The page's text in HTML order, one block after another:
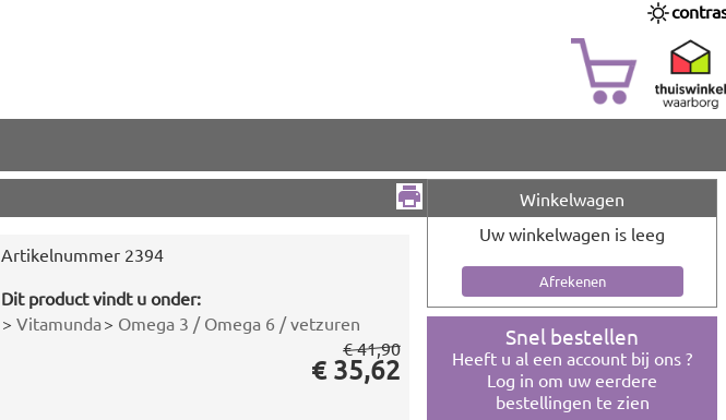
Artikelnummer 2394
Dit product vindt u onder:
> Vitamunda> Omega 3 / Omega 6 / vetzuren
€ 41,90
€ 35,62
Winkelwagen
Uw winkelwagen is leeg
Snel bestellen
Heeft u al een account bij ons ?
Log in om uw eerdere
bestellingen te zien